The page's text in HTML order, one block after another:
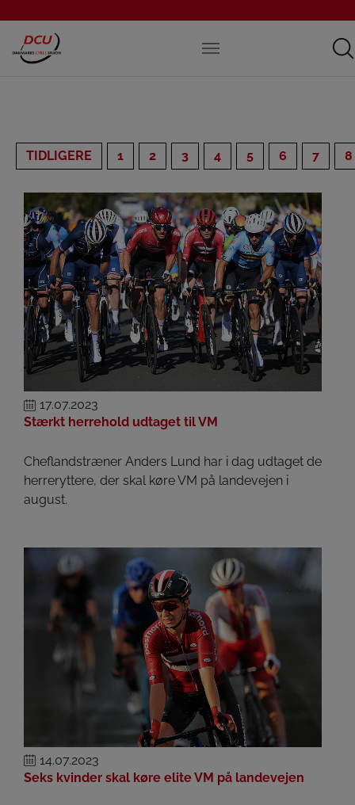
TIDLIGERE 1 2 3 4 5 6 7 8
17.07.2023
Stærkt herrehold udtaget til VM
Cheflandstræner Anders Lund har i dag udtaget de
herreryttere, der skal køre VM på landevejen i
august.
14.07.2023
Seks kvinder skal køre elite VM på landevejen